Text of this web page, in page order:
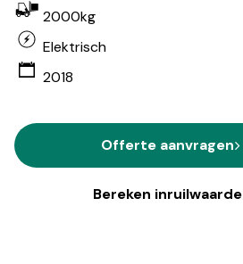
2000kg
Elektrisch
2018
Offerte aanvragen
Bereken inruilwaarde